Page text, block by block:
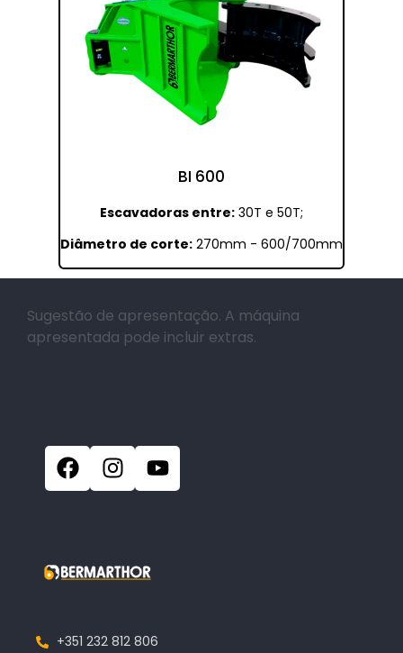
BI 600
Escavadoras entre: 30T e 50T;
Diâmetro de corte: 270mm - 600/700mm
Sugestão de apresentação. A máquina
apresentada pode incluir extras.
+351 232 812 806